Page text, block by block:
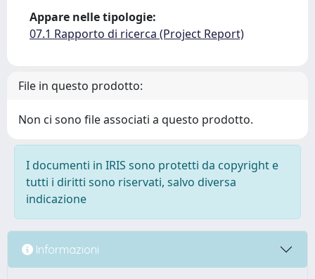
Appare nelle tipologie:
07.1 Rapporto di ricerca (Project Report)
File in questo prodotto:
Non ci sono file associati a questo prodotto.
I documenti in IRIS sono protetti da copyright e
tutti i diritti sono riservati, salvo diversa
indicazione
Informazioni